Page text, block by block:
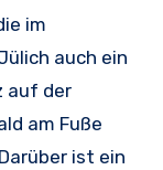
im
auch ein
auf der
am Fuße
ist ein